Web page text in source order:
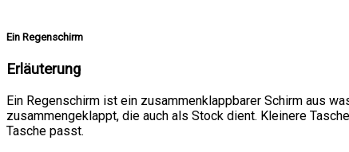
Ein Regenschirm
Erläuterung
Ein Regenschirm ist ein zusammenklappbarer Schirm aus
zusammengeklappt, die auch als Stock dient. Kleinere
Tasche passt.